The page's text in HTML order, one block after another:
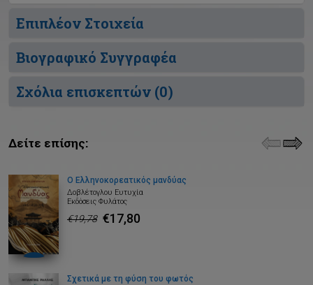
Επιπλέον Στοιχεία
Βιογραφικό Συγγραφέα
Σχόλια επισκεπτών (0)
Δείτε επίσης:
Ο Ελληνοκορεατικός μανδύας
Δοβλέτογλου Ευτυχία
Εκδόσεις Φυλάτος
€19,78 €17,80
Σχετικά με τη φύση του φωτός